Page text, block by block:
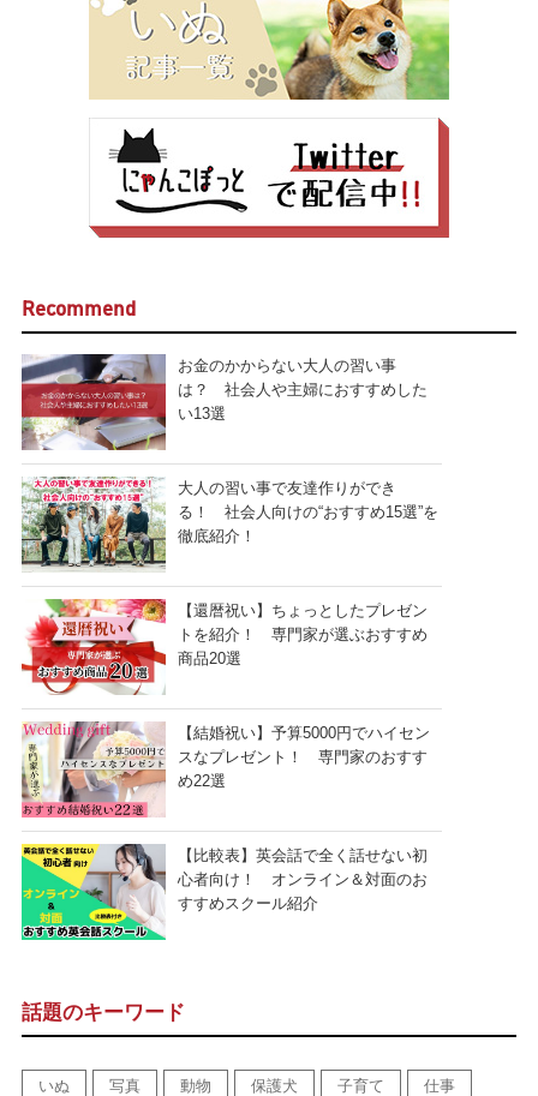
Recommend
お金のかからない大人の習い事
は？ 社会人や主婦におすすめした
い13選
大人の習い事で友達作りができ
る！ 社会人向けの“おすすめ15選”を
徹底紹介！
【還暦祝い】ちょっとしたプレゼン
トを紹介！ 専門家が選ぶおすすめ
商品20選
【結婚祝い】予算5000円でハイセン
スなプレゼント！ 専門家のおすす
め22選
【比較表】英会話で全く話せない初
心者向け！ オンライン＆対面のお
すすめスクール紹介
話題のキーワード
いぬ 写真 動物 保護犬 子育て 仕事